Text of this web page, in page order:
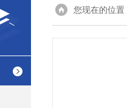
您现在的位置